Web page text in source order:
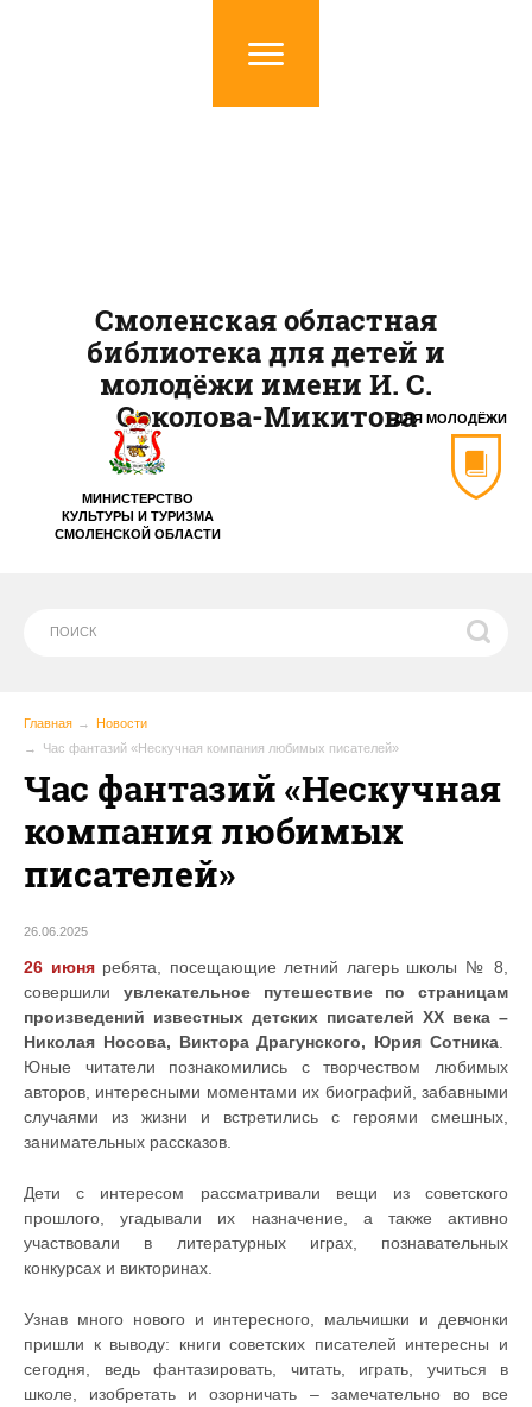
МИНИСТЕРСТВО
КУЛЬТУРЫ И ТУРИЗМА
СМОЛЕНСКОЙ ОБЛАСТИ
ДЛЯ МОЛОДЁЖИ
Смоленская областная
библиотека для детей и
молодёжи имени И. С.
Соколова-Микитова
Главная
Новости
Час фантазий «Нескучная компания любимых писателей»
Час фантазий «Нескучная
компания любимых
писателей»
26.06.2025
26 июняребята, посещающие летний лагерь школы № 8,
совершили увлекательное путешествие по страницам
произведений известных детских писателей XX века –
Николая Носова, Виктора Драгунского, Юрия Сотника
Юные читатели познакомились с творчеством любимых
авторов, интересными моментами их биографий, забавными
случаями из жизни и встретились с героями смешных,
занимательных рассказов.
Дети с интересом рассматривали вещи из советского
прошлого, угадывали их назначение, а также активно
участвовали в литературных играх, познавательных
конкурсах и викторинах.
Узнав много нового и интересного, мальчишки и девчонки
пришли к выводу: книги советских писателей интересны и
сегодня, ведь фантазировать, читать, играть, учиться в
школе, изобретать и озорничать – замечательно во все